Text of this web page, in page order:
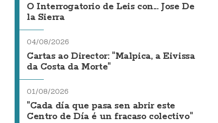
O Interrogatorio de Leis con... Jose De
la Sierra
04/08/2026
Cartas ao Director: "Malpica, a Eivissa
da Costa da Morte"
01/08/2026
"Cada día que pasa sen abrir este
Centro de Día é un fracaso colectivo"